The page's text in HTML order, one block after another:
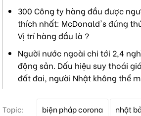
300 Công ty hàng đầu được
thích nhất: McDonald's đứng
Vị trí hàng đầu là ?
Người nước ngoài chi tới 2,4
động sản. Dấu hiệu suy thoái
đất đai, người Nhật không thể
Topic: biện pháp corona nhật